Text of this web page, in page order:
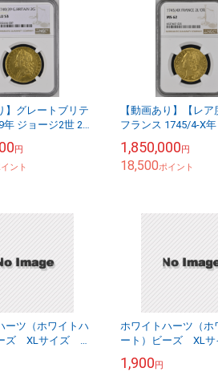
】グレートブリテ
ジョージ2世 2ギ
円
ント
【動画あり】【レア
フランス 1745/4-X年
1,850,000円
18,500ポイント
ーツ（ホワイトハ
ズ XLサイズ ア
ホワイトハーツ（ホ
ート）ビーズ XLサ
1,900円